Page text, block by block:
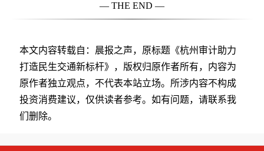
— THE END —
本文内容转载自：晨报之声，原标题《杭州审计助力
打造民生交通新标杆》，版权归原作者所有，内容为
原作者独立观点，不代表本站立场。所涉内容不构成
投资消费建议，仅供读者参考。如有问题，请联系我
们删除。